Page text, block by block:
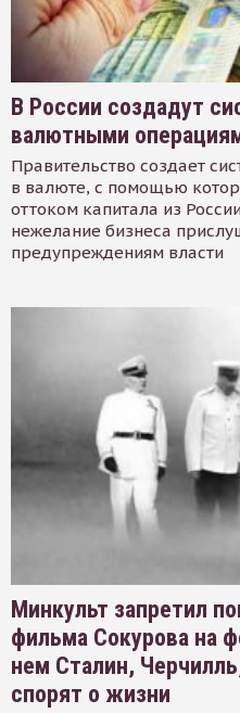
В России создадут
валютными
Правительство создает
в валюте, с помощью
оттоком капитала из
нежелание бизнеса
предупреждениям власти
Минкульт запретил
фильма Сокурова на
нем Сталин,
спорят о жизни